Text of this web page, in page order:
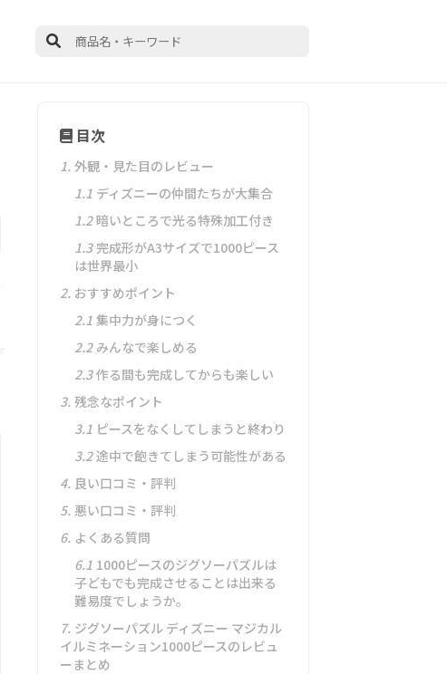
目次
1. 外観・見た目のレビュー
1.1 ディズニーの仲間たちが大集合
1.2 暗いところで光る特殊加工付き
1.3 完成形がA3サイズで1000ピース
は世界最小
2. おすすめポイント
2.1 集中力が身につく
2.2 みんなで楽しめる
2.3 作る間も完成してからも楽しい
3. 残念なポイント
3.1 ピースをなくしてしまうと終わり
3.2 途中で飽きてしまう可能性がある
4. 良い口コミ・評判
5. 悪い口コミ・評判
6. よくある質問
6.1 1000ピースのジグソーパズルは
子どもでも完成させることは出来る
難易度でしょうか。
7. ジグソーパズル ディズニー マジカル
イルミネーション1000ピースのレビュ
ーまとめ